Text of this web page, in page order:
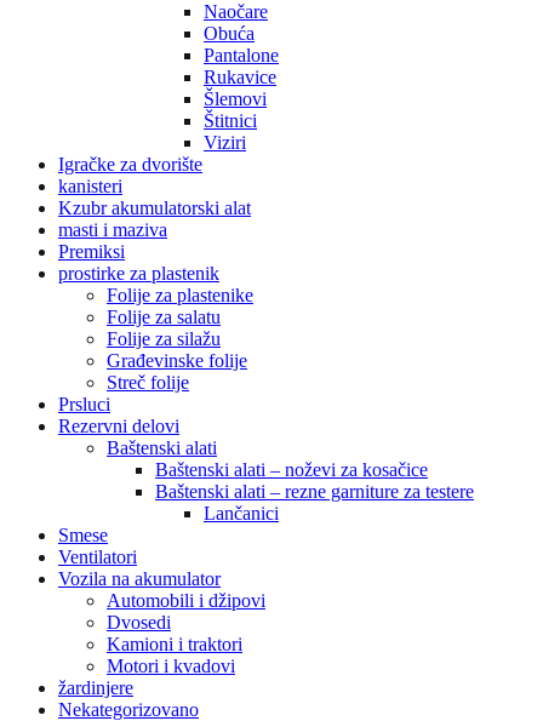
Naočare
Obuća
Pantalone
Rukavice
Šlemovi
Štitnici
Viziri
Igračke za dvorište
kanisteri
Kzubr akumulatorski alat
masti i maziva
Premiksi
prostirke za plastenik
Folije za plastenike
Folije za salatu
Folije za silažu
Građevinske folije
Streč folije
Prsluci
Rezervni delovi
Baštenski alati
Baštenski alati – noževi za kosačice
Baštenski alati – rezne garniture za testere
Lančanici
Smese
Ventilatori
Vozila na akumulator
Automobili i džipovi
Dvosedi
Kamioni i traktori
Motori i kvadovi
žardinjere
Nekategorizovano